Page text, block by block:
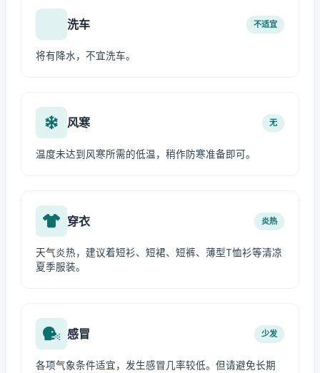
洗车 不适宜
将有降水，不宜洗车。
风寒 无
温度未达到风寒所需的低温，稍作防寒准备即可。
穿衣 炎热
天气炎热，建议着短衫、短裙、短裤、薄型T恤衫等清凉
夏季服装。
感冒 少发
各项气象条件适宜，发生感冒几率较低。但请避免长期